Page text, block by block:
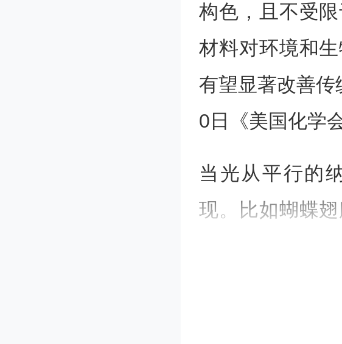
构色，且不受
材料对环境和
有望显著改善
0日《美国化学
当光从平行的
现。比如蝴蝶
色例子可能是